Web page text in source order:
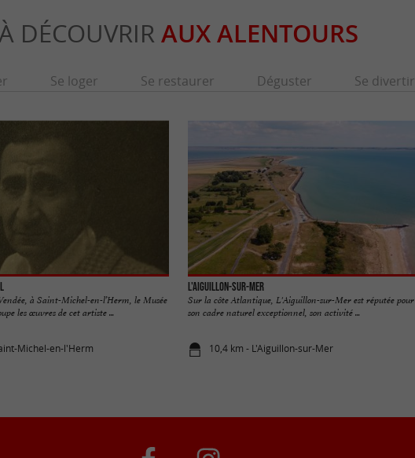
DÉCOUVRIR AUX ALENTOURS
Se loger Se restaurer Déguster Se divertir
à Saint-Michel-en-l’Herm, le Musée
les œuvres de cet artiste ...
Michel-en-l'Herm
L'Aiguillon-sur-Mer
Sur la côte Atlantique, L'Aiguillon-sur-Mer est réputée pour
son cadre naturel exceptionnel, son activité ...
10,4 km - L'Aiguillon-sur-Mer